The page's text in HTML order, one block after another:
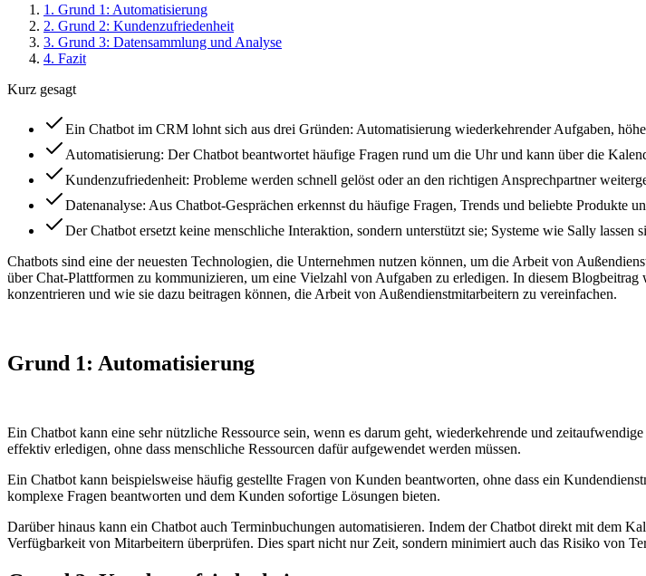
1 . Grund 1: Automatisierung
2. Grund 2: Kundenzufriedenheit
3. Grund 3: Datensammlung und Analyse
4. Fazit
Kurz gesagt
Ein Chatbot im CRM lohnt sich aus drei Gründen: Automatisierung wiederkehrender Aufgaben,
Automatisierung: Der Chatbot beantwortet häufige Fragen rund um die Uhr und kann über die
Kundenzufriedenheit: Probleme werden schnell gelöst oder an den richtigen Ansprechpartner
Datenanalyse: Aus Chatbot-Gesprächen erkennst du häufige Fragen, Trends und beliebte Produkte
Der Chatbot ersetzt keine menschliche Interaktion, sondern unterstützt sie; Systeme wie Sally lassen
Chatbots sind eine der neuesten Technologien, die Unternehmen nutzen können, um die Arbeit von
über Chat-Plattformen zu kommunizieren, um eine Vielzahl von Aufgaben zu erledigen. In diesem
konzentrieren und wie sie dazu beitragen können, die Arbeit von Außendienstmitarbeitern zu vereinfachen.
Grund 1: Automatisierung
Ein Chatbot kann eine sehr nützliche Ressource sein, wenn es darum geht, wiederkehrende und
effektiv erledigen, ohne dass menschliche Ressourcen dafür aufgewendet werden müssen.
Ein Chatbot kann beispielsweise häufig gestellte Fragen von Kunden beantworten, ohne dass ein
komplexe Fragen beantworten und dem Kunden sofortige Lösungen bieten.
Darüber hinaus kann ein Chatbot auch Terminbuchungen automatisieren. Indem der Chatbot direkt mit dem
Verfügbarkeit von Mitarbeitern überprüfen. Dies spart nicht nur Zeit, sondern minimiert auch das Risiko von